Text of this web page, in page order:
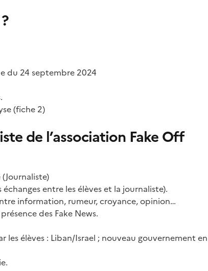
du 24 septembre 2024
(fiche 2)
de l’association Fake Off
entre les élèves et la journaliste).
information, rumeur, croyance, opinion…
des Fake News.
élèves : Liban/Israel ; nouveau gouvernement